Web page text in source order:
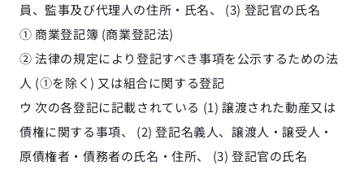
員、監事及び代理人の住所・氏名、 (3) 登記官の氏名
① 商業登記簿 (商業登記法)
② 法律の規定により登記すべき事項を公示するための法
人 (①を除く) 又は組合に関する登記
ウ 次の各登記に記載されている (1) 譲渡された動産又は
債権に関する事項、 (2) 登記名義人、譲渡人・譲受人・
原債権者・債務者の氏名・住所、 (3) 登記官の氏名